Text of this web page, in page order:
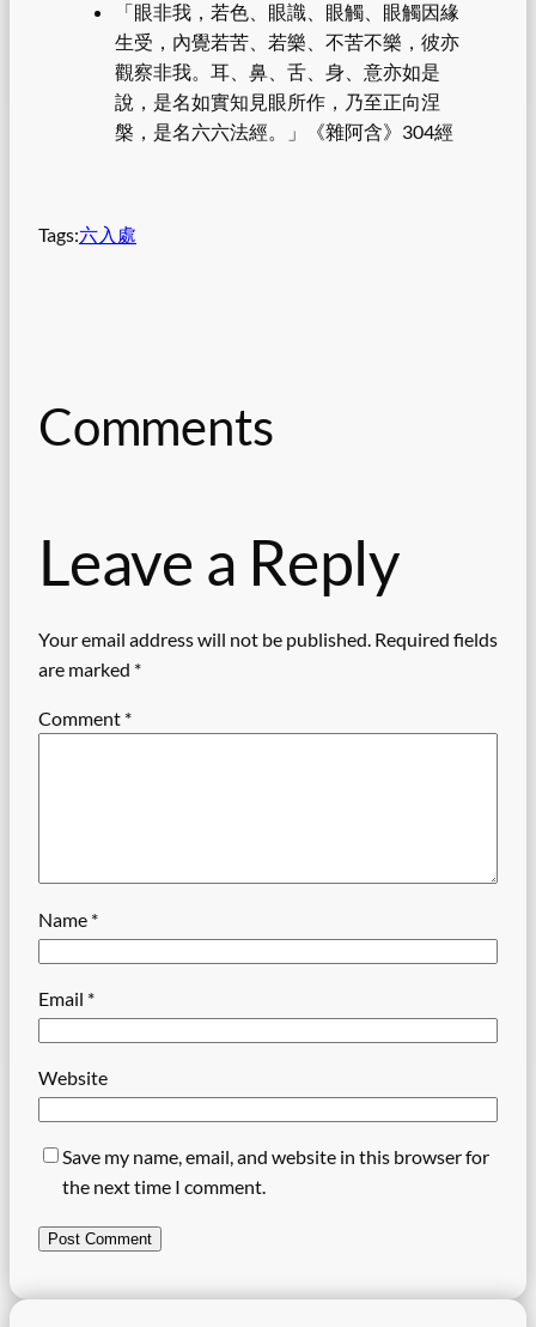
「眼非我，若色、眼識、眼觸、眼觸因緣
生受，內覺若苦、若樂、不苦不樂，彼亦
觀察非我。耳、鼻、舌、身、意亦如是
說，是名如實知見眼所作，乃至正向涅
槃，是名六六法經。」《雜阿含》304經
Tags:六入處
Comments
Leave a Reply
Your email address will not be published. Required fields
are marked *
Comment *
Name *
Email *
Website
Save my name, email, and website in this browser for
the next time I comment.